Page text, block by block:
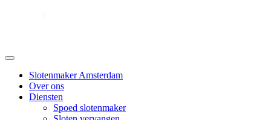
Slotenmaker Amsterdam
Over ons
Diensten
Spoed slotenmaker